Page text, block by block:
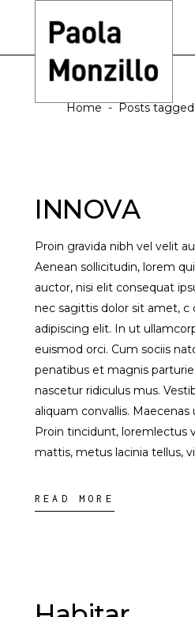
2018 Tag
Home-Posts tagged
INNOVA
Proin gravida nibh vel velit
Aenean sollicitudin, lorem
auctor, nisi elit consequat
nec sagittis dolor sit amet, c
adipiscing elit. In ut
euismod orci. Cum sociis
penatibus et magnis
nascetur ridiculus mus.
aliquam convallis. Maecenas
Proin tincidunt, loremlectus
mattis, metus lacinia tellus,
READ MORE